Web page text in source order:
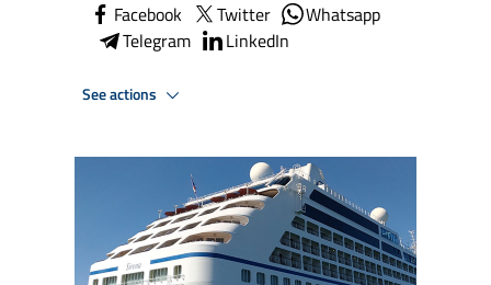
Facebook Twitter
Whatsapp
Telegram
LinkedIn
See actions